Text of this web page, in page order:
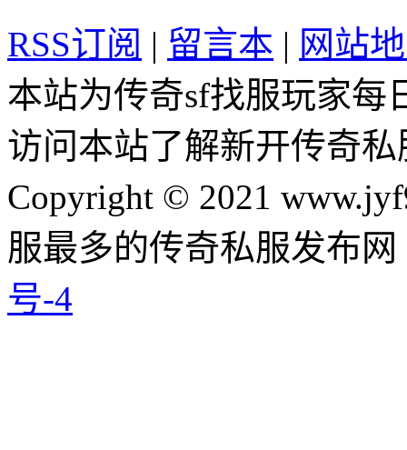
RSS订阅 | 留言本 | 网站
本站为传奇sf找服玩家每
访问本站了解新开传奇
Copyright © 2021
服最多的传奇私服发布
号-4